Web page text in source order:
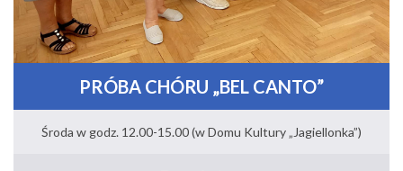
PRÓBA CHÓRU „BEL CANTO”
Środa w godz. 12.00-15.00 (w Domu Kultury „Jagiellonka”)